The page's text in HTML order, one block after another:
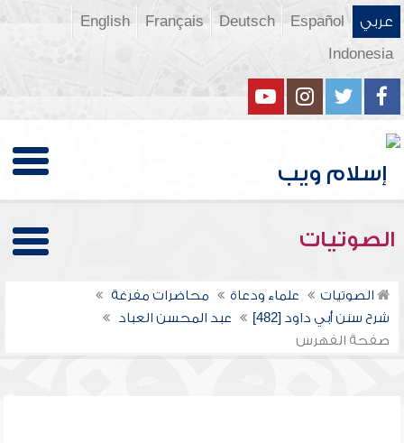
عربي Español
Deutsch
Français
English
Indonesia
الصوتيات
الصوتيات علماء ودعاة
محاضرات مفرغة
شرح سنن أبي داود [482]
عبد المحسن العباد
صفحة الفهرس